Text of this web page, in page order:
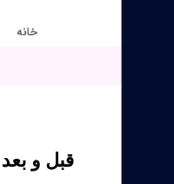
خانه
قبل و